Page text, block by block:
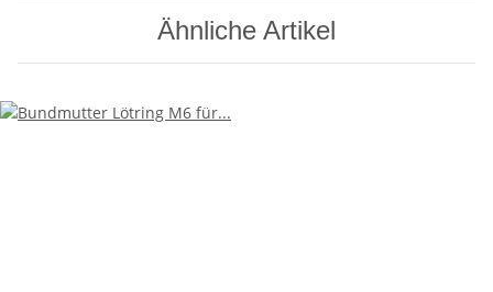
Ähnliche Artikel